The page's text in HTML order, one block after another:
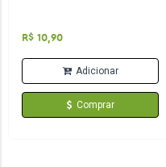
R$ 10,90
Adicionar
Comprar